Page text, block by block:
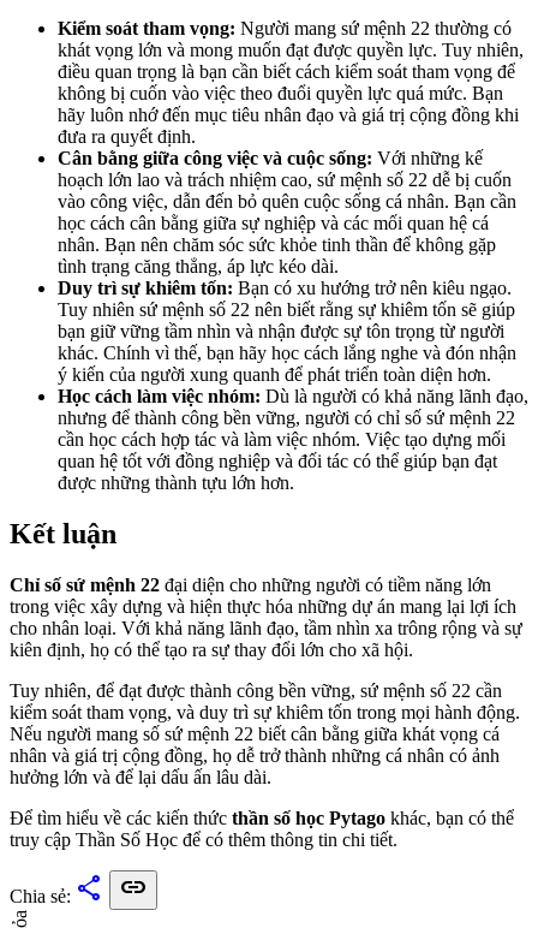
Kiểm soát tham vọng: Người mang sứ mệnh 22 thường có
khát vọng lớn và mong muốn đạt được quyền lực. Tuy nhiên,
điều quan trọng là bạn cần biết cách kiểm soát tham vọng để
không bị cuốn vào việc theo đuổi quyền lực quá mức. Bạn
hãy luôn nhớ đến mục tiêu nhân đạo và giá trị cộng đồng khi
đưa ra quyết định.
Cân bằng giữa công việc và cuộc sống: Với những kế
hoạch lớn lao và trách nhiệm cao, sứ mệnh số 22 dễ bị cuốn
vào công việc, dẫn đến bỏ quên cuộc sống cá nhân. Bạn cần
học cách cân bằng giữa sự nghiệp và các mối quan hệ cá
nhân. Bạn nên chăm sóc sức khỏe tinh thần để không gặp
tình trạng căng thẳng, áp lực kéo dài.
Duy trì sự khiêm tốn: Bạn có xu hướng trở nên kiêu ngạo.
Tuy nhiên sứ mệnh số 22 nên biết rằng sự khiêm tốn sẽ giúp
bạn giữ vững tầm nhìn và nhận được sự tôn trọng từ người
khác. Chính vì thế, bạn hãy học cách lắng nghe và đón nhận
ý kiến của người xung quanh để phát triển toàn diện hơn.
Học cách làm việc nhóm: Dù là người có khả năng lãnh đạo,
nhưng để thành công bền vững, người có chỉ số sứ mệnh 22
cần học cách hợp tác và làm việc nhóm. Việc tạo dựng mối
quan hệ tốt với đồng nghiệp và đối tác có thể giúp bạn đạt
được những thành tựu lớn hơn.
Kết luận
Chỉ số sứ mệnh 22 đại diện cho những người có tiềm năng lớn
trong việc xây dựng và hiện thực hóa những dự án mang lại lợi ích
cho nhân loại. Với khả năng lãnh đạo, tầm nhìn xa trông rộng và sự
kiên định, họ có thể tạo ra sự thay đổi lớn cho xã hội.
Tuy nhiên, để đạt được thành công bền vững, sứ mệnh số 22 cần
kiểm soát tham vọng, và duy trì sự khiêm tốn trong mọi hành động.
Nếu người mang số sứ mệnh 22 biết cân bằng giữa khát vọng cá
nhân và giá trị cộng đồng, họ dễ trở thành những cá nhân có ảnh
hưởng lớn và để lại dấu ấn lâu dài.
Để tìm hiểu về các kiến thức thần số học Pytago khác, bạn có thể
truy cập Thần Số Học để có thêm thông tin chi tiết.
Chia sẻ: share link